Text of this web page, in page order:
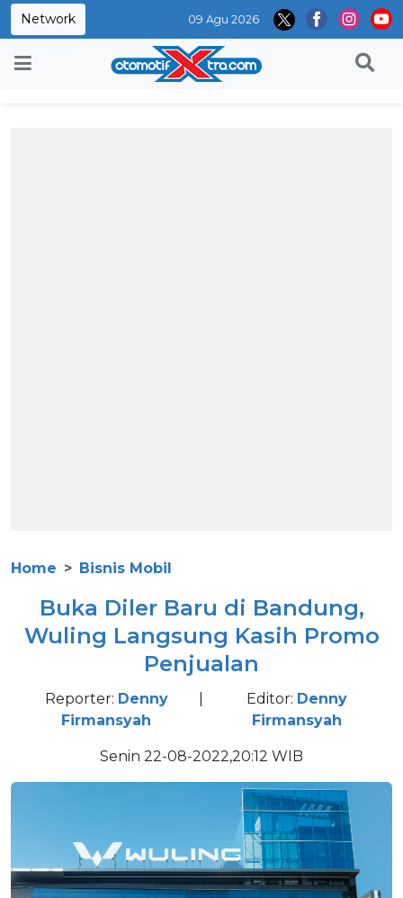
Network 09 Agu 2026
Home Bisnis Mobil
Buka Diler Baru di Bandung,
Wuling Langsung Kasih Promo
Penjualan
Reporter: Denny
Firmansyah
Editor: Denny
Firmansyah
Senin 22-08-2022,20:12 WIB